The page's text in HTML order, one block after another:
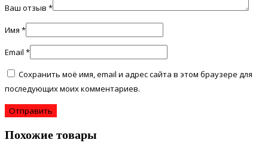
Ваш отзыв *
Имя *
Email *
Сохранить моё имя, email и адрес сайта в этом браузере для
последующих моих комментариев.
Похожие товары